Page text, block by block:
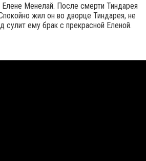
Менелай. После смерти Тиндарея
жил он во дворце Тиндарея, не
сулит ему брак с прекрасной Еленой.